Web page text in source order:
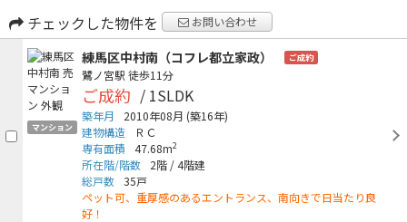
チェックした物件を
お問い合わせ
マンション
練馬区中村南（コフレ都立家政） ご成約
鷺ノ宮駅 徒歩11分
ご成約 / 1SLDK
築年月 2010年08月 (築16年)
建物構造
ＲＣ
専有面積
47.68m2
所在階/階数 2階 /4階建
総戸数 35戸
ペット可、重厚感のあるエントランス、南向きで日当たり良
好！